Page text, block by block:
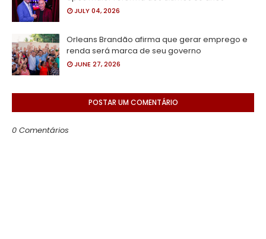
JULY 04, 2026
Orleans Brandão afirma que gerar emprego e
renda será marca de seu governo
JUNE 27, 2026
POSTAR UM COMENTÁRIO
0 Comentários